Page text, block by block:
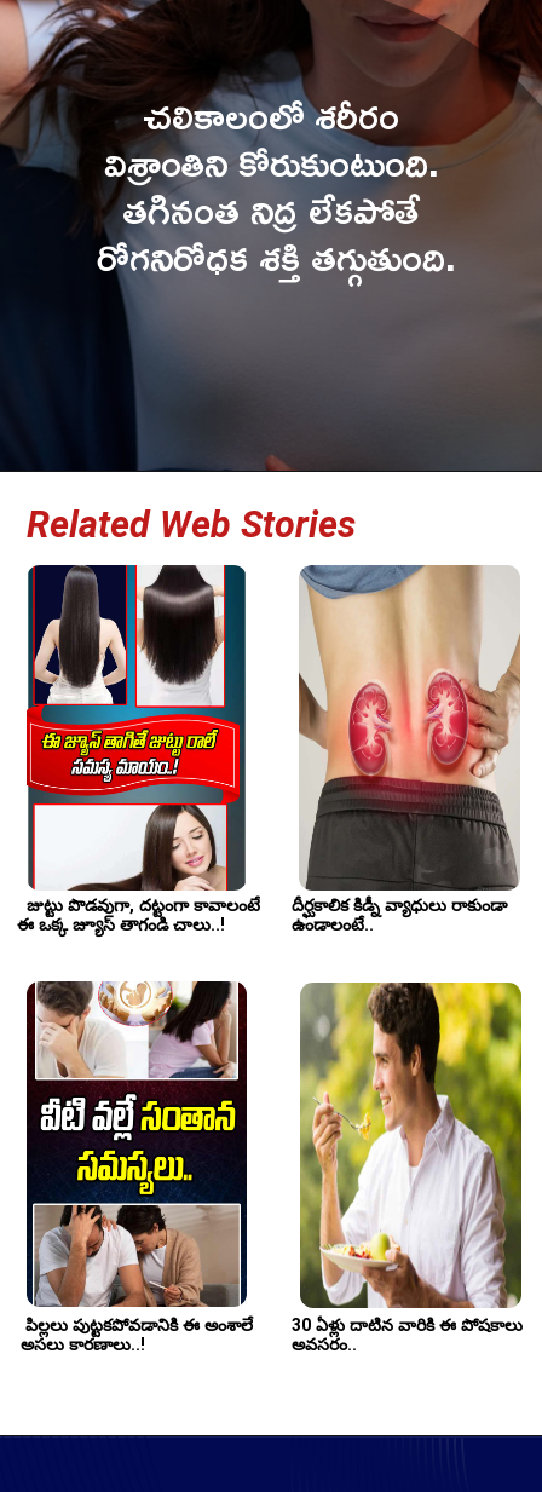
చలికాలంలో శరీరం
విశ్రాంతిని కోరుకుంటుంది.
తగినంత నిద్ర లేకపోతే
Related Web Stories
  జుట్టు పొడవుగా, దట్టంగా కావాలంటే
ఈ ఒక్క జ్యూస్ తాగండి చాలు..!
దీర్ఘకాలిక కిడ్నీ వ్యాధులు రాకుండా
ఉండాలంటే..
పిల్లలు పుట్టకపోవడానికి ఈ అంశాలే
అసలు కారణాలు..!
30 ఏళ్లు దాటిన వారికి ఈ పోషకాలు
అవసరం..